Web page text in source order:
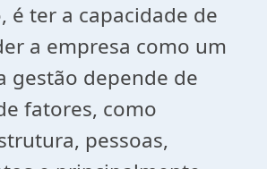
é ter a capacidade de
a empresa como um
gestão depende de
fatores, como
pessoas,